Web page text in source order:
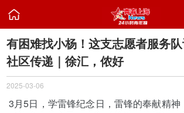

有困难找小杨！这支志愿者服务
社区传递｜徐汇，侬好
2025-03-06
3月5日，学雷锋纪念日，雷锋的奉献精神